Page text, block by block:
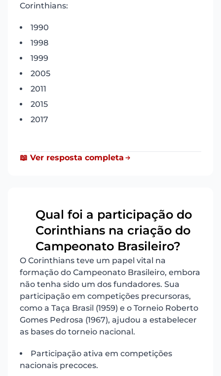
Corinthians:
1990
1998
1999
2005
2011
2015
2017
📖 Ver resposta completa
Qual foi a participação do
Corinthians na criação do
Campeonato Brasileiro?
O Corinthians teve um papel vital na
formação do Campeonato Brasileiro, embora
não tenha sido um dos fundadores. Sua
participação em competições precursoras,
como a Taça Brasil (1959) e o Torneio Roberto
Gomes Pedrosa (1967), ajudou a estabelecer
as bases do torneio nacional.
Participação ativa em competições
nacionais precoces.